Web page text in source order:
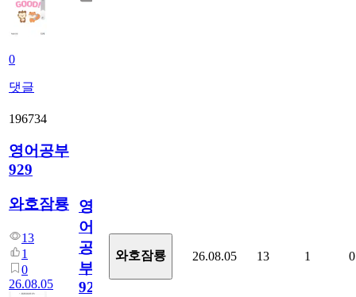
0
댓글
196734
영어공부
929
와호잠룡
13
1
0
26.08.05
영
어
공
부
929
와호잠룡 26.08.05 13 1 0